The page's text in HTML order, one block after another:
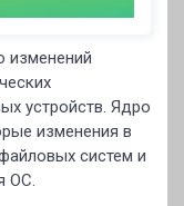
изменений
устройств. Ядро
изменения в
систем и
ОС.